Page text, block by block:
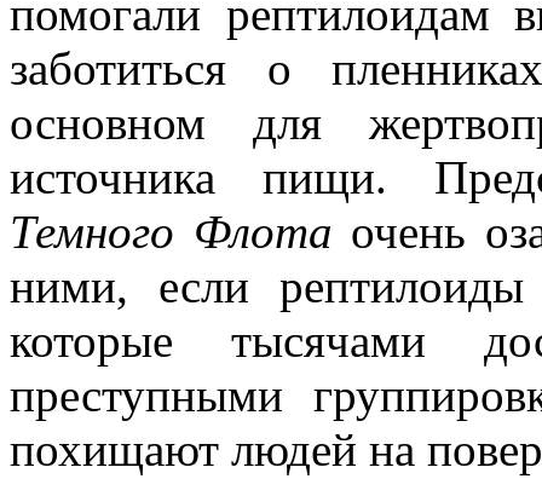
помогали рептилоидам
заботиться о
основном для
источника пищи.
Темного Флота очень
ними, если рептилоиды
которые тысячами
преступными
похищают людей на